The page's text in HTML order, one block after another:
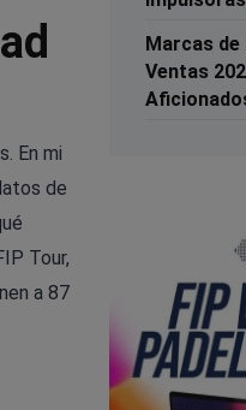
En mi
de
Tour,
a 87
Marcas
Ventas